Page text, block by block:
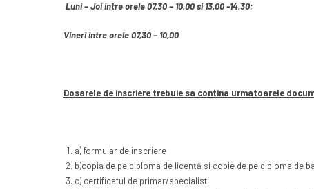
Luni – Joi intre orele 07,30 – 10,00 si 13,00 -14,30;
Vineri intre orele 07,30 – 10,00
Dosarele de inscriere trebuie sa contina urmatoarele
a) formular de inscriere
b)copia de pe diploma de licență si copie de pe diploma de
c) certificatul de primar/specialist